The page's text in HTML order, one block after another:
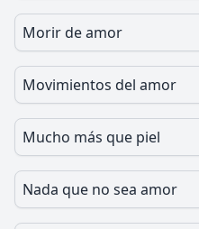
Morir de amor
Movimientos del amor
Mucho más que piel
Nada que no sea amor